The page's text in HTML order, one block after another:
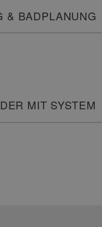
& BADPLANUNG
MIT SYSTEM